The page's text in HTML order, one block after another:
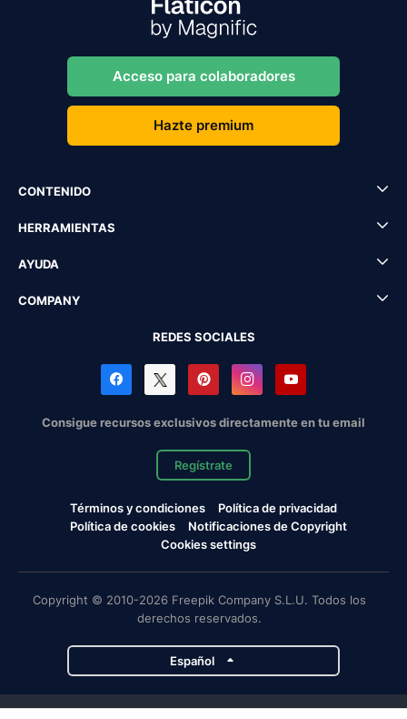
Acceso para colaboradores
Hazte premium
CONTENIDO
HERRAMIENTAS
AYUDA
COMPANY
REDES SOCIALES
Consigue recursos exclusivos directamente en tu email
Regístrate
Términos y condiciones
Política de privacidad
Política de cookies
Notificaciones de Copyright
Cookies settings
Copyright © 2010-2026 Freepik Company S.L.U. Todos los
derechos reservados.
Español